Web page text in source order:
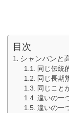
目次
シャンパンと
同じ伝統
同じ長期
同じこと
違いの一
違いの一